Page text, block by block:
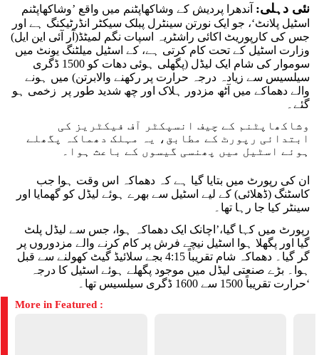
نئی دہلی: آندھرا پردیش کے وشاکھاپٹنم میں واقع ’وشاکھاپٹنم
اسٹیل پلانٹ‘، جو ایک نورتن سینٹرل پبلک سیکٹر انڈرٹیکنگ ہے اور
جس کی کارپوریٹ اکائی راشٹریہ اسپات نگم لمیٹڈ(آر آئی این ایل)
وزارت اسٹیل کے تحت کام کرتی ہے، کے اسٹیل میلٹنگ یونٹ میں
سوموار کی شام ایک لیڈل (پگھلی ہوئی دھات کو 1500 ڈگری
سیلسیس سے زیادہ درجہ حرارت پر رکھنے والابرتن) میں ہونے
والے دھماکے میں آٹھ مزدور ہلاک اور چھ شدید طور پر زخمی ہو
گئے۔
وشاکھاپٹنم کے چیف انسپکٹر آف فیکٹریز کی
ابتدائی رپورٹ کے مطابق، یہ مہلک دھماکہ پگھلے
ہوئے اسٹیل میں پھنسی گیسوں کے باعث ہوا۔
ان کی رپورٹ میں بتایا گیا ہے کہ دھماکہ اس وقت ہوا جب
کاسٹنگ (ڈھلائی) کے لیے اسٹیل سے بھرے ہوئے لیڈل کو گھمایا اور
سینٹر کیا جا رہا تھا۔
رپورٹ میں کہا گیا،’اچانک ایک دھماکہ ہوا، جس سے لیڈل پلٹ
گیا اور پگھلا ہوا اسٹیل نیچے فرش پر کام کرنے والے مزدوروں پر
گر گیا۔ دھماکہ شام تقریباً 4:15 بجے سلائیڈ گیٹ کھولنے سے قبل
ہوا۔ بڑے صنعتی لیڈل میں موجود پگھلے ہوئے اسٹیل کا درجہ
حرارت تقریباً 1500 سے 1600 ڈگری سیلسیس تھا۔‘
More in Featured :